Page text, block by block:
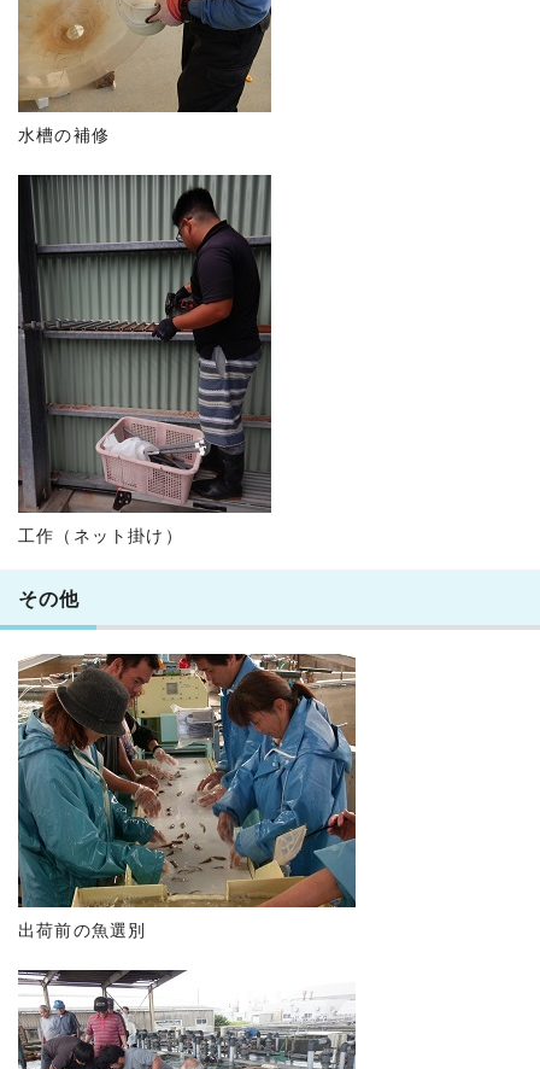
水槽の補修
工作（ネット掛け）
その他
出荷前の魚選別